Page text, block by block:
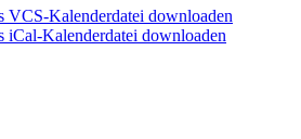
VCS-Kalenderdatei downloaden
iCal-Kalenderdatei downloaden